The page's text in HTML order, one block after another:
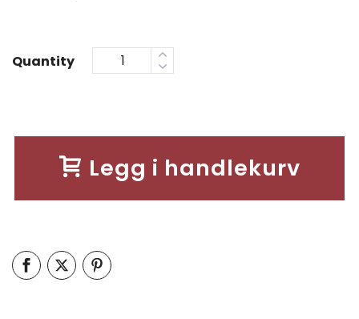
Quantity
Legg i handlekurv